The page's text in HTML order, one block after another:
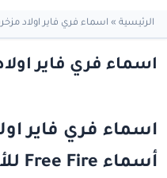
الرئيسية » اسماء فري فاير اولاد
اسماء فري فاير
اسماء فري فاير
أسماء Free Fire للأولاد